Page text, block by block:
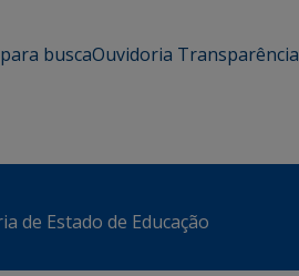
buscaOuvidoria Transparência
de Estado de Educação